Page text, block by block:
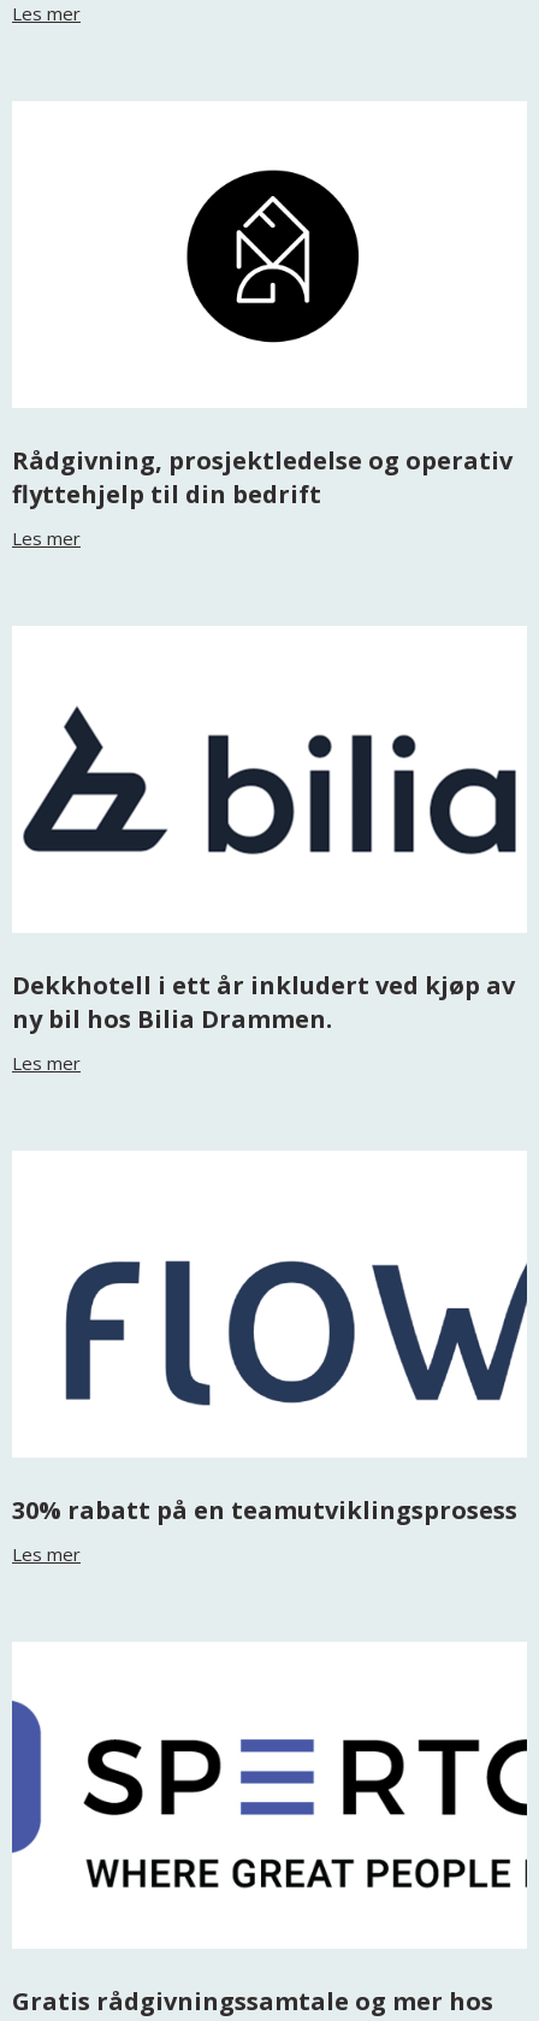
Les mer
Rådgivning, prosjektledelse og operativ
flyttehjelp til din bedrift
Les mer
Dekkhotell i ett år inkludert ved kjøp av
ny bil hos Bilia Drammen.
Les mer
30% rabatt på en teamutviklingsprosess
Les mer
Gratis rådgivningssamtale og mer hos